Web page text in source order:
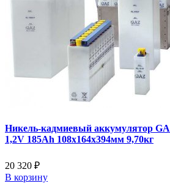
Никель-кадмиевый аккумулятор
1,2V 185Ah 108x164x394мм 9,70кг
20 320 ₽
В корзину